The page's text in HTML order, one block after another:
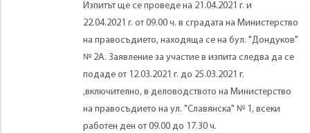
Изпитът ще се проведе на 21.04.2021 г. и
22.04.2021 г. от 09.00 ч. в сградата на Министерство
на правосъдието, находяща се на бул. "Дондуков"
№ 2А. Заявление за участие в изпита следва да се
подаде от 12.03.2021 г. до 25.03.2021 г.
,включително, в деловодството на Министерство
на правосъдието на ул. "Славянска" № 1, всеки
работен ден от 09.00 до 17.30 ч.